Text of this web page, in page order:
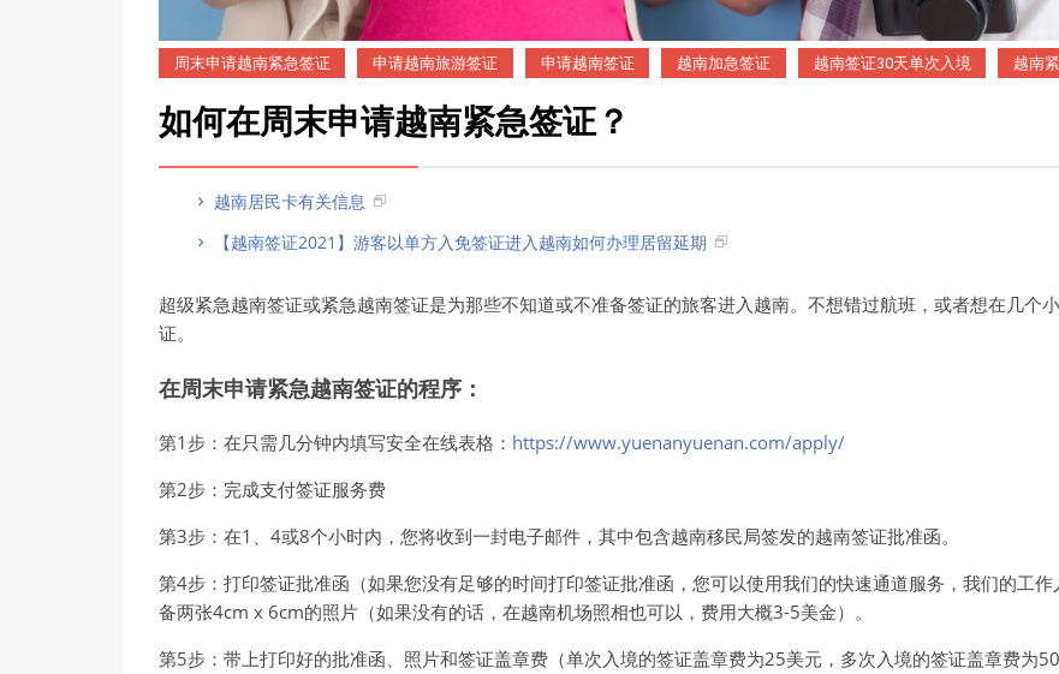
周末申请越南紧急签证 申请越南旅游签证 申请越南签证 越南加急签证 越南签证30天单次入境 越南
如何在周末申请越南紧急签证？
越南居民卡有关信息
【越南签证2021】游客以单方入免签证进入越南如何办理居留延期
超级紧急越南签证或紧急越南签证是为那些不知道或不准备签证的旅客进入越南。不想错过航班，或者想在几个
证。
在周末申请紧急越南签证的程序：
第1步：在只需几分钟内填写安全在线表格： https://www.yuenanyuenan.com/apply/
第2步：完成支付签证服务费
第3步：在1、4或8个小时内，您将收到一封电子邮件，其中包含越南移民局签发的越南签证批准函。
第4步：打印签证批准函（如果您没有足够的时间打印签证批准函，您可以使用我们的快速通道服务，我们的工
备两张4cm x 6cm的照片（如果没有的话，在越南机场照相也可以，费用大概3-5美金）。
第5步：带上打印好的批准函、照片和签证盖章费（单次入境的签证盖章费为25美元，多次入境的签证盖章费为50